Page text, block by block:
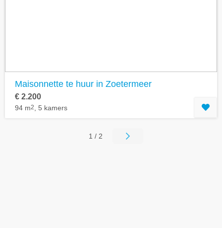
Maisonnette te huur in Zoetermeer
€ 2.200
94 m2 , 5 kamers
1 / 2